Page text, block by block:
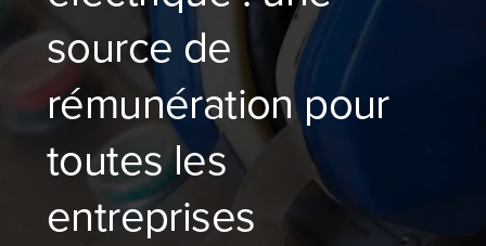
Devenir partenaire
Contactez-nous
Je compare dès maintenant
source de
rémunération pour
toutes les
entreprises